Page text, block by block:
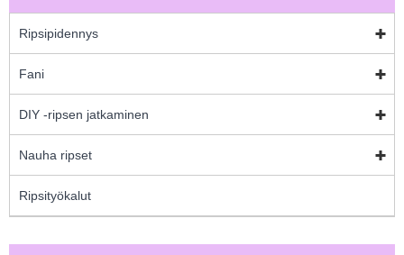
Ripsipidennys
Fani
DIY -ripsen jatkaminen
Nauha ripset
Ripsityökalut